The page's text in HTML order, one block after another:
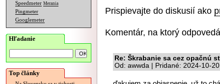
Speedmeter Merania
Pingmeter
Googlemeter
Hľadanie
Top články
Prispievajte do diskusií ako
Komentár, na ktorý
Re: Škrabanie sa cez opačnú
Od: awwda | Pridané: 2024-10-